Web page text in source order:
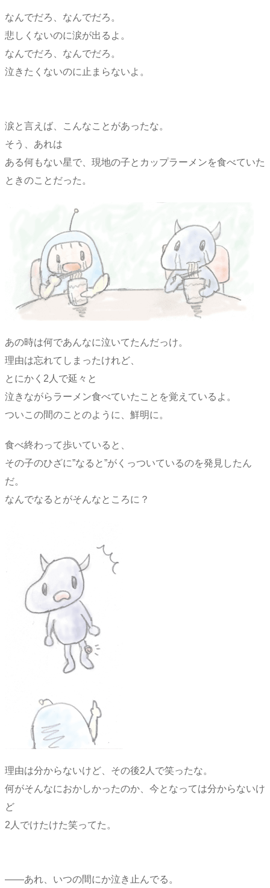
なんでだろ、なんでだろ。
悲しくないのに涙が出るよ。
なんでだろ、なんでだろ。
泣きたくないのに止まらないよ。
涙と言えば、こんなことがあったな。
そう、あれは
ある何もない星で、現地の子とカップラーメンを食べていた
ときのことだった。
あの時は何であんなに泣いてたんだっけ。
理由は忘れてしまったけれど、
とにかく2人で延々と
泣きながらラーメン食べていたことを覚えているよ。
ついこの間のことのように、鮮明に。
食べ終わって歩いていると、
その子のひざに”なると”がくっついているのを発見したん
だ。
なんでなるとがそんなところに？
理由は分からないけど、その後2人で笑ったな。
何がそんなにおかしかったのか、今となっては分からないけ
ど
2人でけたけた笑ってた。
――あれ、いつの間にか泣き止んでる。